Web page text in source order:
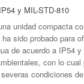
y MIL-STD-810
unidad compacta
sido probado para
de acuerdo a IP54
con lo cual
condiciones